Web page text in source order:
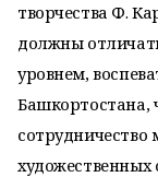
творчества Ф.
должны
уровнем,
Башкортостана,
сотрудничество
художественных